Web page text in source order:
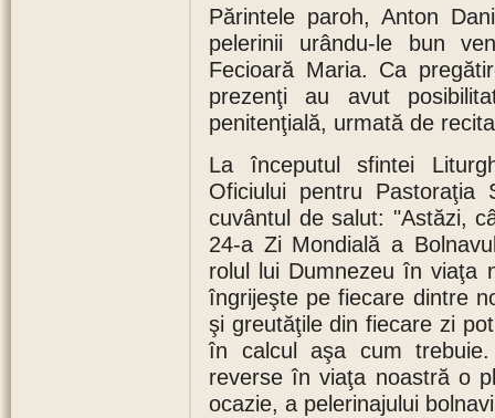
Părintele paroh, Anton
pelerinii urându-le bun
Fecioară Maria. Ca
prezenţi au avut
penitenţială, urmată de
La începutul sfintei
Oficiului pentru Pastoraţia
cuvântul de salut: "Astăzi,
24-a Zi Mondială a
rolul lui Dumnezeu în viaţa
îngrijeşte pe fiecare dintre
şi greutăţile din fiecare zi
în calcul aşa cum
reverse în viaţa noastră o
ocazie, a pelerinajului